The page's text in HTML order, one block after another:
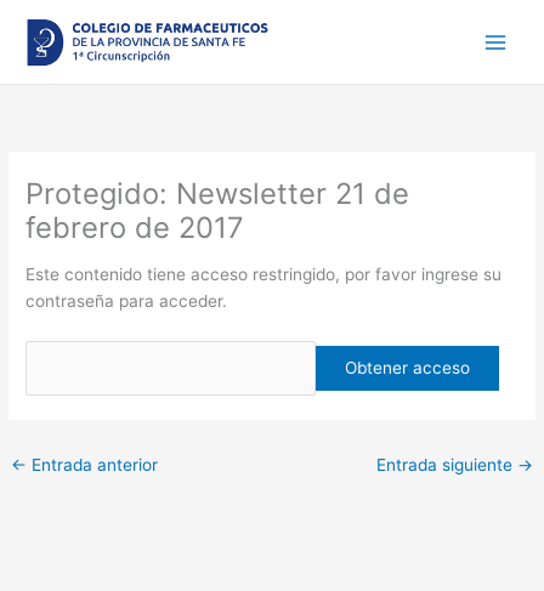
contenido
Protegido: Newsletter 21 de
febrero de 2017
Este contenido tiene acceso restringido, por favor ingrese su
contraseña para acceder.
← Entrada anterior Entrada siguiente →